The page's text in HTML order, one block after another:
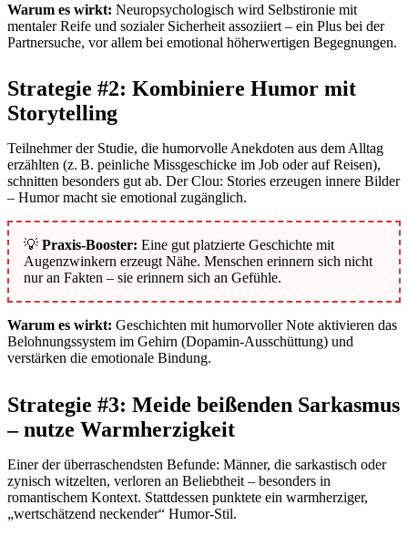
Warum es wirkt: Neuropsychologisch wird Selbstironie mit
mentaler Reife und sozialer Sicherheit assoziiert – ein Plus bei der
Partnersuche, vor allem bei emotional höherwertigen Begegnungen.
Strategie #2: Kombiniere Humor mit
Storytelling
Teilnehmer der Studie, die humorvolle Anekdoten aus dem Alltag
erzählten (z. B. peinliche Missgeschicke im Job oder auf Reisen),
schnitten besonders gut ab. Der Clou: Stories erzeugen innere Bilder
– Humor macht sie emotional zugänglich.
💡 Praxis-Booster: Eine gut platzierte Geschichte mit
Augenzwinkern erzeugt Nähe. Menschen erinnern sich nicht
nur an Fakten – sie erinnern sich an Gefühle.
Warum es wirkt: Geschichten mit humorvoller Note aktivieren das
Belohnungssystem im Gehirn (Dopamin-Ausschüttung) und
verstärken die emotionale Bindung.
Strategie #3: Meide beißenden Sarkasmus
– nutze Warmherzigkeit
Einer der überraschendsten Befunde: Männer, die sarkastisch oder
zynisch witzelten, verloren an Beliebtheit – besonders in
romantischem Kontext. Stattdessen punktete ein warmherziger,
„wertschätzend neckender“ Humor-Stil.